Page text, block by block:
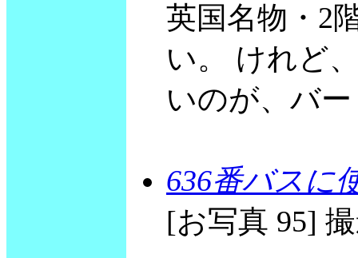
英国名物・2
い。 けれど
いのが、バ
636番バスに
[お写真 95]